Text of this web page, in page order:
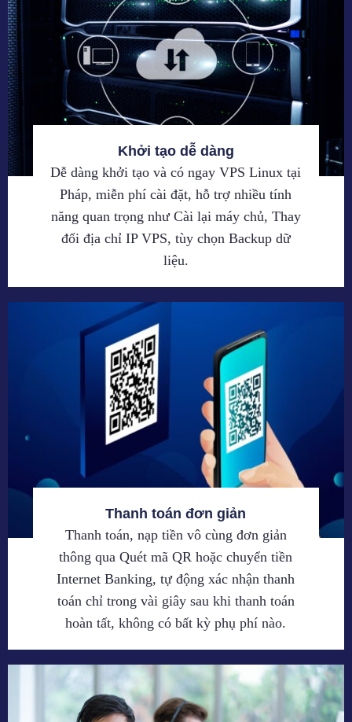
Khởi tạo dễ dàng
Dễ dàng khởi tạo và có ngay VPS Linux tại
Pháp, miễn phí cài đặt, hỗ trợ nhiều tính
năng quan trọng như Cài lại máy chủ, Thay
đổi địa chỉ IP VPS, tùy chọn Backup dữ
liệu.
Thanh toán đơn giản
Thanh toán, nạp tiền vô cùng đơn giản
thông qua Quét mã QR hoặc chuyển tiền
Internet Banking, tự động xác nhận thanh
toán chỉ trong vài giây sau khi thanh toán
hoàn tất, không có bất kỳ phụ phí nào.